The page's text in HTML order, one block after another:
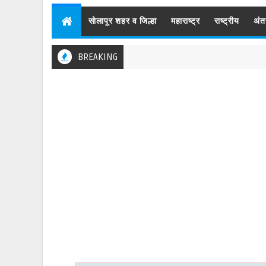
सोलापूर शहर व जिल्हा महाराष्ट्र राष्ट्रीय
BREAKING